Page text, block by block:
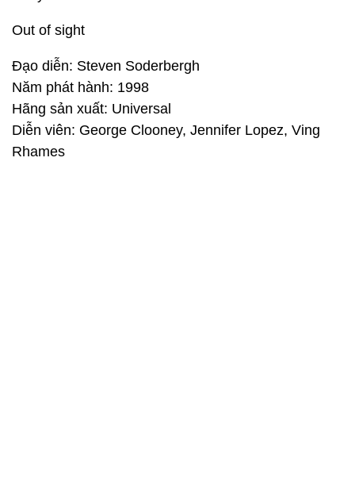
Out of sight
Đạo diễn: Steven Soderbergh
Năm phát hành: 1998
Hãng sản xuất: Universal
Diễn viên: George Clooney, Jennifer Lopez, Ving
Rhames